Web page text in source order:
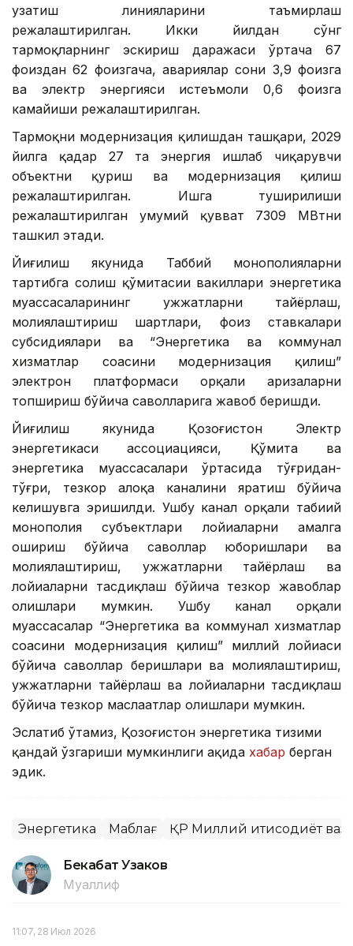
узатиш линияларини таъмирлаш
режалаштирилган. Икки йилдан сўнг
тармоқларнинг эскириш даражаси ўртача 67
фоиздан 62 фоизгача, авариялар сони 3,9 фоизга
ва электр энергияси истеъмоли 0,6 фоизга
камайиши режалаштирилган.
Тармоқни модернизация қилишдан ташқари, 2029
йилга қадар 27 та энергия ишлаб чиқарувчи
объектни қуриш ва модернизация қилиш
режалаштирилган. Ишга туширилиши
режалаштирилган умумий қувват 7309 МВтни
ташкил этади.
Йиғилиш якунида Таббий монополияларни
тартибга солиш қўмитасии вакиллари энергетика
муассасаларининг ҳужжатларни тайёрлаш,
молиялаштириш шартлари, фоиз ставкалари
субсидиялари ва “Энергетика ва коммунал
хизматлар соҳасини модернизация қилиш”
электрон платформаси орқали аризаларни
топшириш бўйича саволларига жавоб беришди.
Йиғилиш якунида Қозоғистон Электр
энергетикаси ассоциацияси, Қўмита ва
энергетика муассасалари ўртасида тўғридан-
тўғри, тезкор алоқа каналини яратиш бўйича
келишувга эришилди. Ушбу канал орқали табиий
монополия субъектлари лойиҳаларни амалга
ошириш бўйича саволлар юборишлари ва
молиялаштириш, ҳужжатларни тайёрлаш ва
лойиҳаларни тасдиқлаш бўйича тезкор жавоблар
олишлари мумкин. Ушбу канал орқали
муассасалар “Энергетика ва коммунал хизматлар
соҳасини модернизация қилиш” миллий лойиҳаси
бўйича саволлар беришлари ва молиялаштириш,
ҳужжатларни тайёрлаш ва лойиҳаларни тасдиқлаш
бўйича тезкор маслаҳатлар олишлари мумкин.
Эслатиб ўтамиз, Қозоғистон энергетика тизими
қандай ўзгариши мумкинлиги ҳақида хабар берган
эдик.
Энергетика Маблағ ҚР Миллий иқтисодиёт
Бекабат Узаков
Муаллиф
11:07, 28 Июл 2026